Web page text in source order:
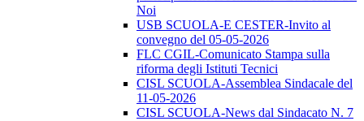
Noi
USB SCUOLA-E CESTER-Invito al
convegno del 05-05-2026
FLC CGIL-Comunicato Stampa sulla
riforma degli Istituti Tecnici
CISL SCUOLA-Assemblea Sindacale del
11-05-2026
CISL SCUOLA-News dal Sindacato N. 7